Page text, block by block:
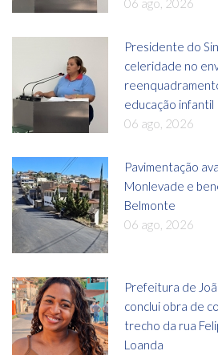
Presidente do
celeridade no
educação infantil
06 ago, 2026
Pavimentação
Monlevade e
Belmonte
06 ago, 2026
Prefeitura de
conclui obra de
trecho da rua
Loanda